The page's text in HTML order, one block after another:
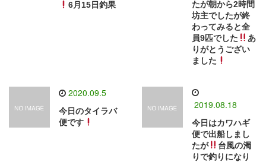
6月15日釣果
たが朝から2時間
坊主でしたが終
わってみると全
員9匹でした
あ
りがとうござい
ました
2020.09.5
今日のタイラバ
便です
2019.08.18
今日はカワハギ
便で出船しまし
たが
台風の濁
りで釣りになり